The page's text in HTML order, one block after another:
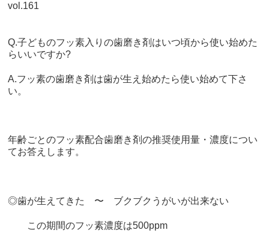
vol.161
Q.子どものフッ素入りの歯磨き剤はいつ頃から使い始めた
らいいですか?
A.フッ素の歯磨き剤は歯が生え始めたら使い始めて下さ
い。
年齢ごとのフッ素配合歯磨き剤の推奨使用量・濃度につい
てお答えします。
◎歯が生えてきた 〜 ブクブクうがいが出来ない
この期間のフッ素濃度は500ppm